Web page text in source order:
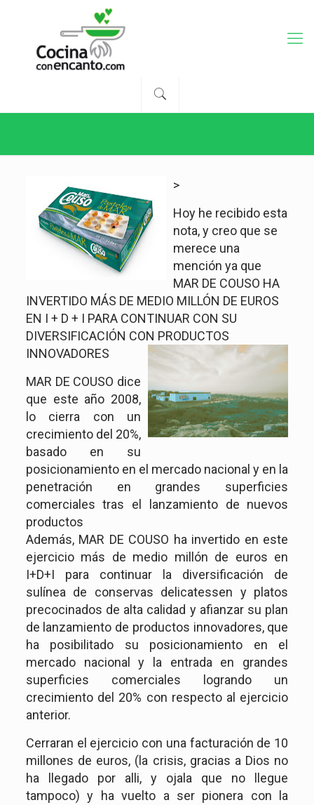
>
Hoy he recibido esta
nota, y creo que se
merece una
mención ya que
MAR DE COUSO HA
INVERTIDO MÁS DE MEDIO MILLÓN DE EUROS
EN I + D + I PARA CONTINUAR CON SU
DIVERSIFICACIÓN CON PRODUCTOS
INNOVADORES
MAR DE COUSO dice
que este año 2008,
lo cierra con un
crecimiento del 20%,
basado en su
posicionamiento en el mercado nacional y en la
penetración en grandes superficies
comerciales tras el lanzamiento de nuevos
productos
Además, MAR DE COUSO ha invertido en este
ejercicio más de medio millón de euros en
I+D+I para continuar la diversificación de
sulínea de conservas delicatessen y platos
precocinados de alta calidad y afianzar su plan
de lanzamiento de productos innovadores, que
ha posibilitado su posicionamiento en el
mercado nacional y la entrada en grandes
superficies comerciales logrando un
crecimiento del 20% con respecto al ejercicio
anterior.
Cerraran el ejercicio con una facturación de 10
millones de euros, (la crisis, gracias a Dios no
ha llegado por alli, y ojala que no llegue
tampoco) y ha vuelto a ser pionera con la